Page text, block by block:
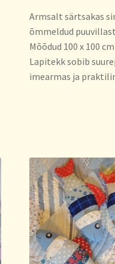
Armsalt särtsakas
õmmeldud
Mõõdud 100 x 100 cm
Lapitekk sobib
imearmas ja